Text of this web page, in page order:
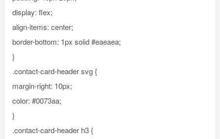
display: flex;
align-items: center;
border-bottom: 1px solid #eaeaea;
}
.contact-card-header svg {
margin-right: 10px;
color: #0073aa;
}
.contact-card-header h3 {